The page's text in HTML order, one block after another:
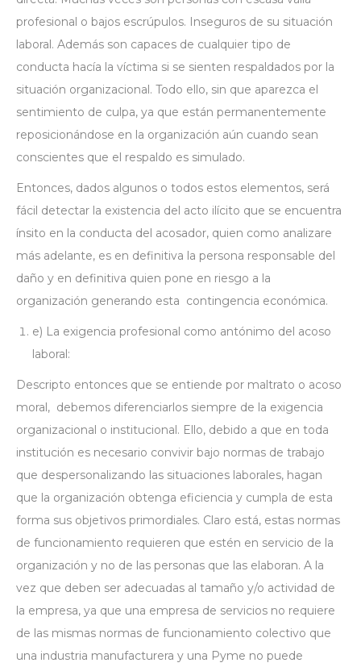
profesional o bajos escrúpulos. Inseguros de su situación
laboral. Además son capaces de cualquier tipo de
conducta hacía la víctima si se sienten respaldados por la
situación organizacional. Todo ello, sin que aparezca el
sentimiento de culpa, ya que están permanentemente
reposicionándose en la organización aún cuando sean
conscientes que el respaldo es simulado.
Entonces, dados algunos o todos estos elementos, será
fácil detectar la existencia del acto ilícito que se encuentra
ínsito en la conducta del acosador, quien como analizare
más adelante, es en definitiva la persona responsable del
daño y en definitiva quien pone en riesgo a la
organización generando esta contingencia económica.
e) La exigencia profesional como antónimo del acoso
laboral:
Descripto entonces que se entiende por maltrato o acoso
moral, debemos diferenciarlos siempre de la exigencia
organizacional o institucional. Ello, debido a que en toda
institución es necesario convivir bajo normas de trabajo
que despersonalizando las situaciones laborales, hagan
que la organización obtenga eficiencia y cumpla de esta
forma sus objetivos primordiales. Claro está, estas normas
de funcionamiento requieren que estén en servicio de la
organización y no de las personas que las elaboran. A la
vez que deben ser adecuadas al tamaño y/o actividad de
la empresa, ya que una empresa de servicios no requiere
de las mismas normas de funcionamiento colectivo que
una industria manufacturera y una Pyme no puede